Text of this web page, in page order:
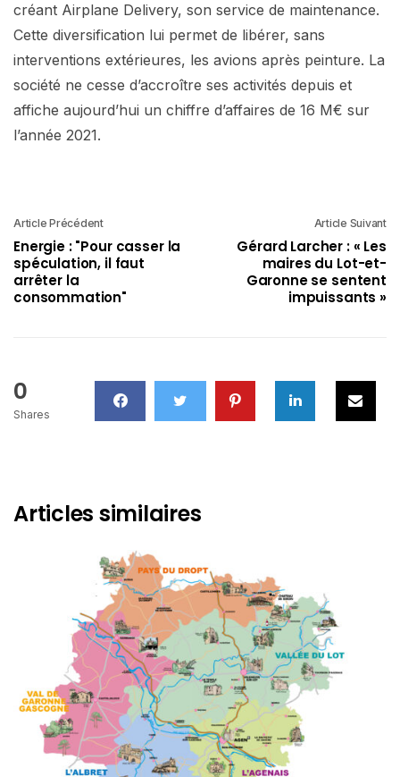
créant Airplane Delivery, son service de maintenance.
Cette diversification lui permet de libérer, sans
interventions extérieures, les avions après peinture. La
société ne cesse d’accroître ses activités depuis et
affiche aujourd’hui un chiffre d’affaires de 16 M€ sur
l’année 2021.
Article Précédent
Energie : "Pour casser la
spéculation, il faut
arrêter la
consommation"
Article Suivant
Gérard Larcher : « Les
maires du Lot-et-
Garonne se sentent
impuissants »
0
Shares
Articles similaires